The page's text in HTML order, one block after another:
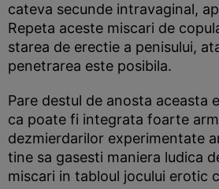
cateva secunde intravaginal,
Repeta aceste miscari de
starea de erectie a penisului,
penetrarea este posibila.
Pare destul de anosta aceasta
ca poate fi integrata foarte
dezmierdarilor experimentate
tine sa gasesti maniera ludica
miscari in tabloul jocului erotic